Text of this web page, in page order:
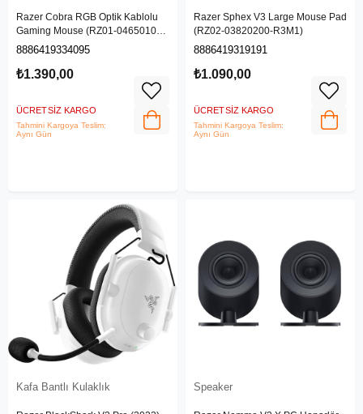
Razer Cobra RGB Optik Kablolu
Gaming Mouse (RZ01-04650100-
R3M1)
8886419334095
₺1.390,00
ÜCRETSIZ KARGO
Tahmini Kargoya Teslim:
Aynı Gün
Razer Sphex V3 Large Mouse Pad
(RZ02-03820200-R3M1)
8886419319191
₺1.090,00
ÜCRETSIZ KARGO
Tahmini Kargoya Teslim:
Aynı Gün
Kafa Bantlı Kulaklık Speaker